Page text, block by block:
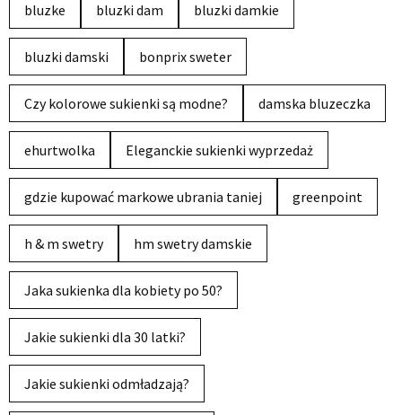
bluzke bluzki dam bluzki damkie
bluzki damski bonprix sweter
Czy kolorowe sukienki są modne? damska bluzeczka
ehurtwolka Eleganckie sukienki wyprzedaż
gdzie kupować markowe ubrania taniej greenpoint
h & m swetry hm swetry damskie
Jaka sukienka dla kobiety po 50?
Jakie sukienki dla 30 latki?
Jakie sukienki odmładzają?